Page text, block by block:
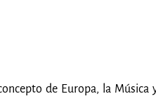
de Europa, la Música